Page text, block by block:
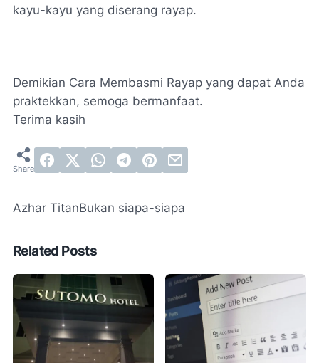
kayu-kayu yang diserang rayap.
Demikian Cara Membasmi Rayap yang dapat Anda
praktekkan, semoga bermanfaat.
Terima kasih
Azhar TitanBukan siapa-siapa
Related Posts